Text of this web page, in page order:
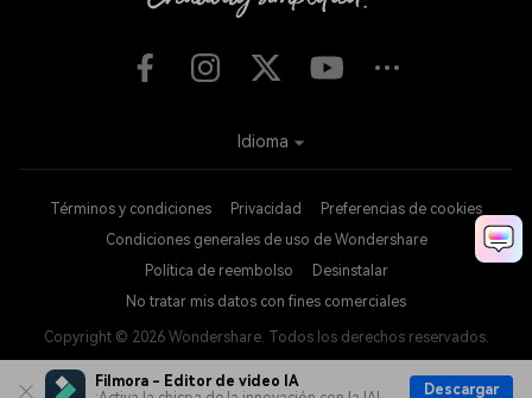
Filmora - Editor de video IA
Descargar
Términos y condiciones Privacidad
Preferencias de cookies
Condiciones generales de uso de Wondershare
Política de reembolso
Desinstalar
No tratar mis datos con fines comerciales
Copyright © 2026 Wondershare. Todos los derechos reservados.
Idioma